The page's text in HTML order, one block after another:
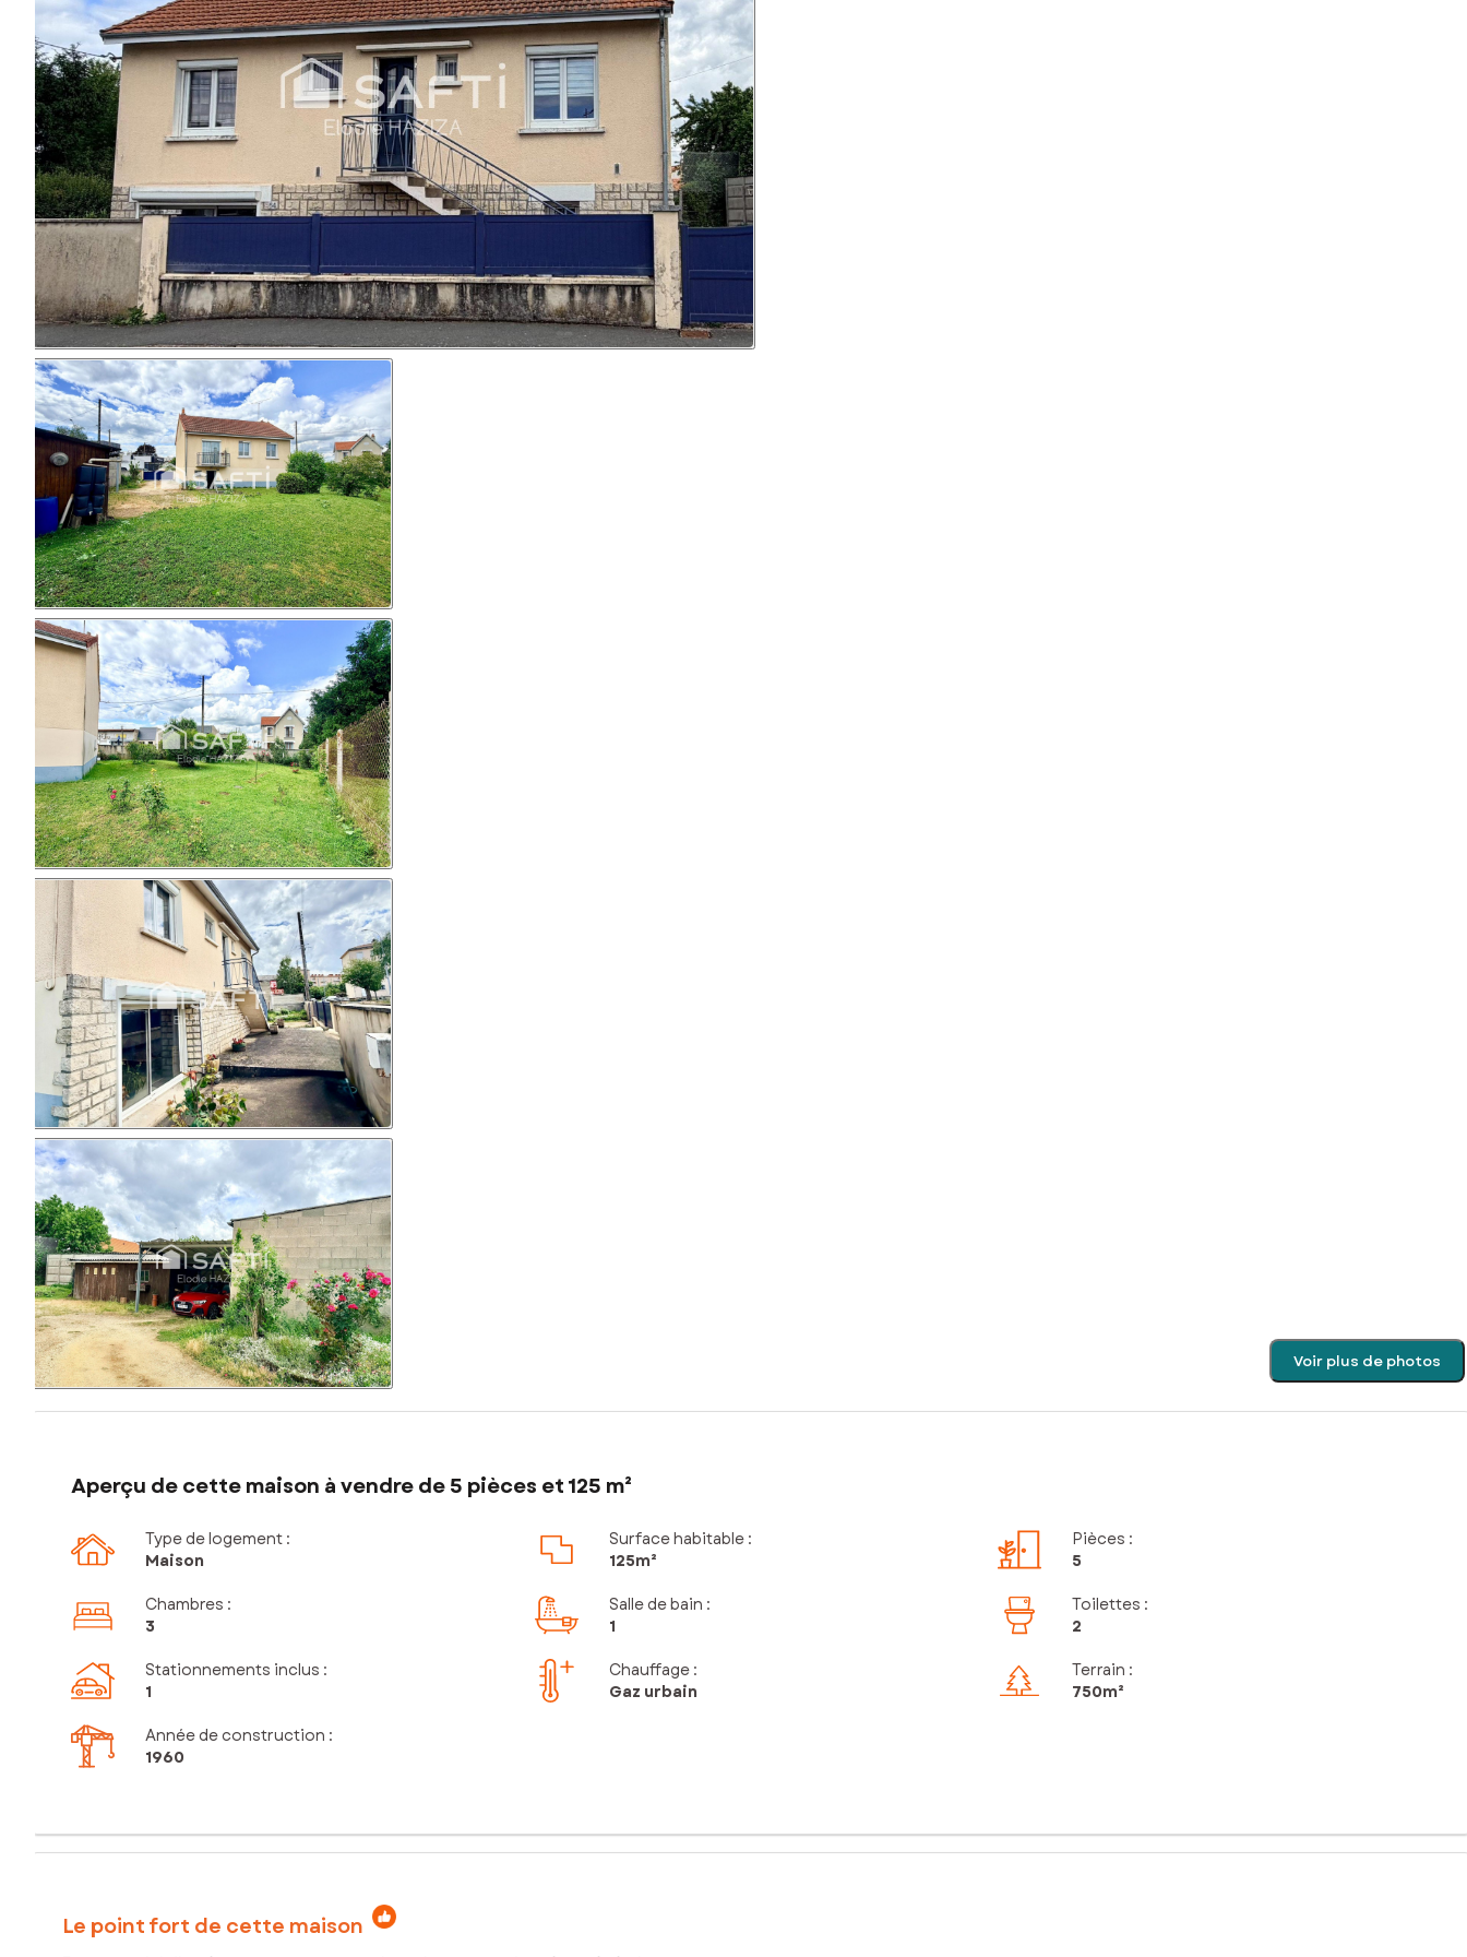
Voir plus de photos
Aperçu de cette maison à vendre de 5 pièces et 125 m²
Type de logement :
Maison
Surface habitable :
125m²
Pièces :
5
Chambres :
3
Salle de bain :
1
Toilettes :
2
Stationnements inclus :
1
Chauffage :
Gaz urbain
Terrain :
750m²
Année de construction :
1960
Le point fort de cette maison